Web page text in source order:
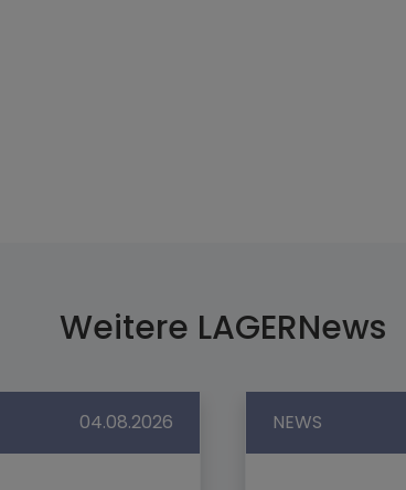
Weitere LAGERNews
04.08.2026 NEWS